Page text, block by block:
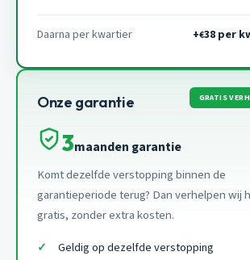
Daarna per kwartier +€38 per
Onze garantie GRATIS
3maanden garantie
Komt dezelfde verstopping binnen de
garantieperiode terug? Dan verhelpen wij
gratis, zonder extra kosten.
Geldig op dezelfde verstopping